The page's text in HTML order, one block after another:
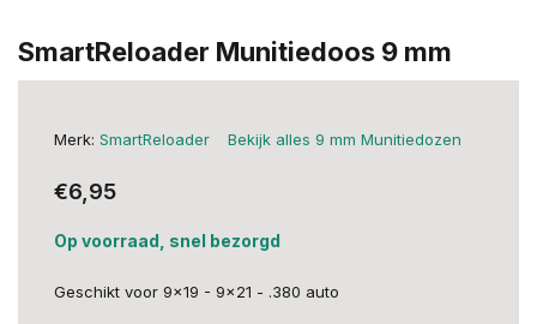
SmartReloader Munitiedoos 9 mm
Merk: SmartReloader Bekijk alles 9 mm Munitiedozen
€6,95
Op voorraad, snel bezorgd
Geschikt voor 9x19 - 9x21 - .380 auto